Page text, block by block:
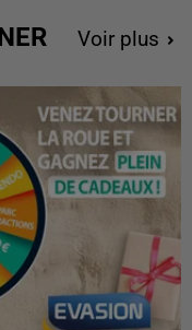
Voir plus